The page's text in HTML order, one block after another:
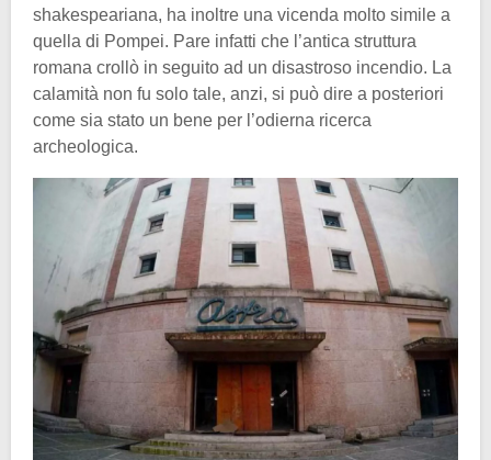
shakespeariana, ha inoltre una vicenda molto simile a
quella di Pompei. Pare infatti che l’antica struttura
romana crollò in seguito ad un disastroso incendio. La
calamità non fu solo tale, anzi, si può dire a posteriori
come sia stato un bene per l’odierna ricerca
archeologica.